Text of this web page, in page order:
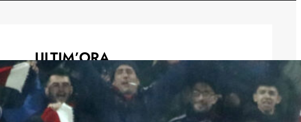
ULTIM’ORA
Pavoletti e “l’ultimo sfizio”: Livorno
sogna il ritorno dell’ex Cagliari
7 Agosto 2026